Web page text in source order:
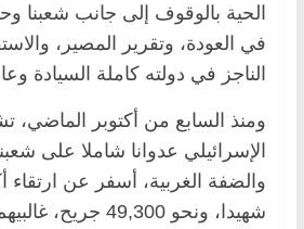
الحية بالوقوف إلى جانب شعبنا
في العودة، وتقرير المصير،
الناجز في دولته كاملة السيادة
ومنذ السابع من أكتوبر الماضي،
الإسرائيلي عدوانا شاملا على
شهيدا، ونحو 49,300